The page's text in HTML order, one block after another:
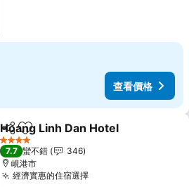
查看價格
分享 加入我的最愛
Hoang Linh Dan Hotel
4 星級
7.7 蠻不錯
346
峴港市
經濟實惠的住宿選擇